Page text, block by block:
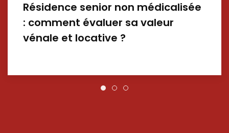
Résidence senior non médicalisée
: comment évaluer sa valeur
vénale et locative ?